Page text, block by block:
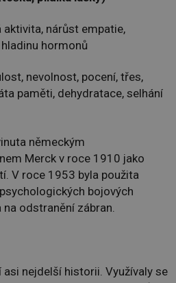
nárůst empatie,
hormonů
nevolnost, pocení, třes,
paměti, dehydratace, selhání
německým
Merck v roce 1910 jako
V roce 1953 byla použita
bojových
odstranění zábran.
nejdelší historii. Využívaly se